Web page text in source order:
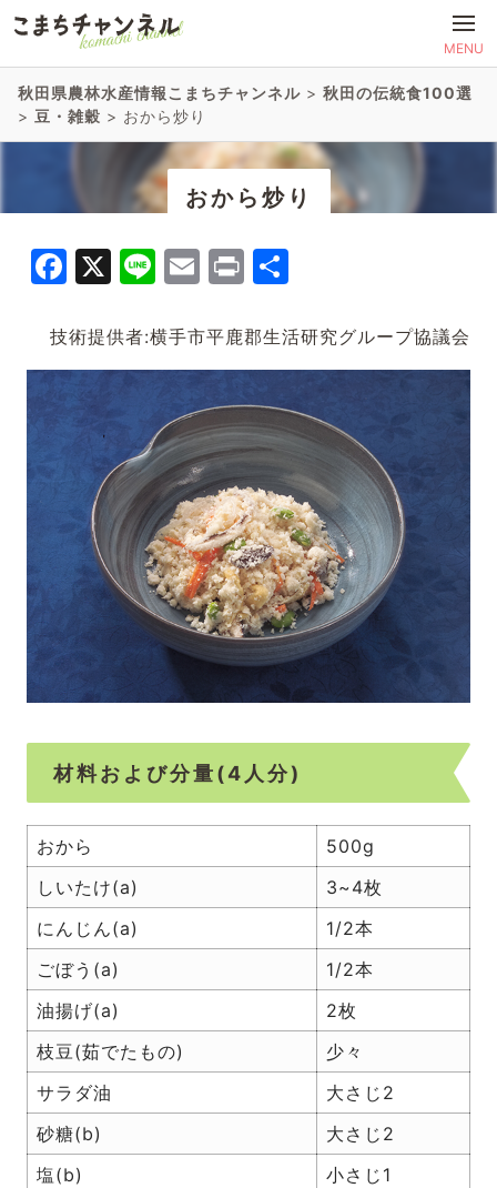
MENU
秋田県農林水産情報こまちチャンネル > 秋田の伝統食100選
> 豆・雑穀 > おから炒り
おから炒り
Facebook
X LineEmail
Print
技術提供者:横手市平鹿郡生活研究グループ協議会
材料および分量(4人分)
おから
500g
しいたけ(a)
3~4枚
にんじん(a)
1/2本
ごぼう(a)
1/2本
油揚げ(a)
2枚
枝豆(茹でたもの)
少々
サラダ油
大さじ2
砂糖(b)
大さじ2
塩(b)
小さじ1